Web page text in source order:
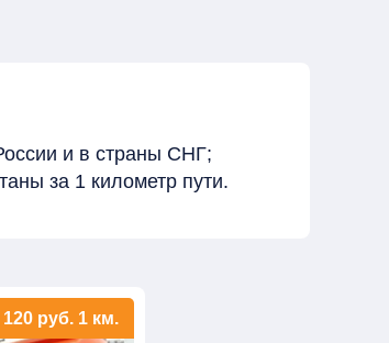
и в страны СНГ;
за 1 километр пути.
120 руб. 1 км.